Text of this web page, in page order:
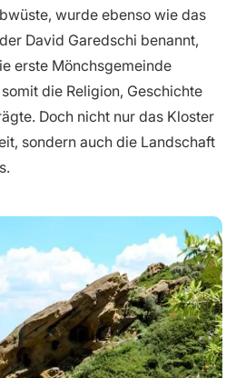
wurde ebenso wie das
David Garedschi benannt,
erste Mönchsgemeinde
die Religion, Geschichte
Doch nicht nur das Kloster
sondern auch die Landschaft